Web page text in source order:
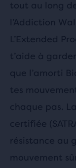
tout au long
l’Addiction
L’Extended
t’aide à
que l’amorti
tes
chaque pas.
certifiée
résistance au
mouvement